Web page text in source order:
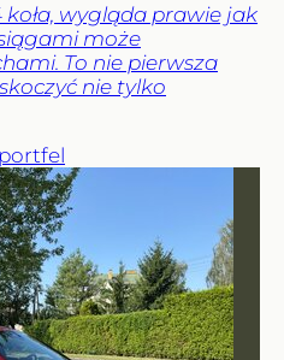
koła, wygląda prawie jak
może
To nie pierwsza
nie tylko